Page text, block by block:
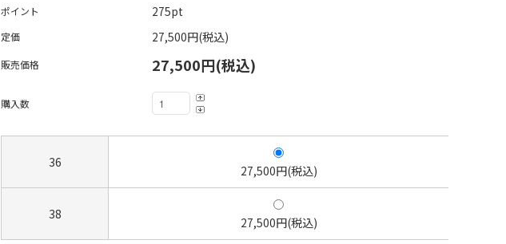
ポイント 275pt
定価 27,500円(税込)
販売価格 27,500円(税込)
購入数
36
27,500円(税込)
38
27,500円(税込)